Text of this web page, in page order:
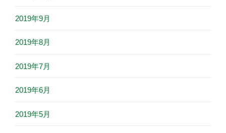
2019年9月
2019年8月
2019年7月
2019年6月
2019年5月